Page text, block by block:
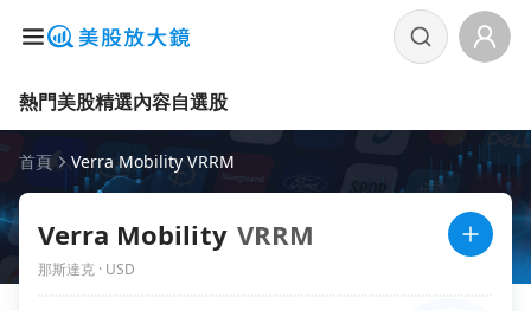
熱門美股精選內容自選股
首頁 Verra Mobility VRRM
Verra Mobility VRRM
那斯達克 · USD